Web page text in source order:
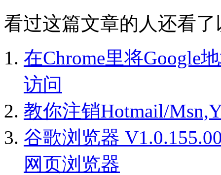
看过这篇文章的人还看
在Chrome里将Google
访问
教你注销Hotmail/
谷歌浏览器
网页浏览器